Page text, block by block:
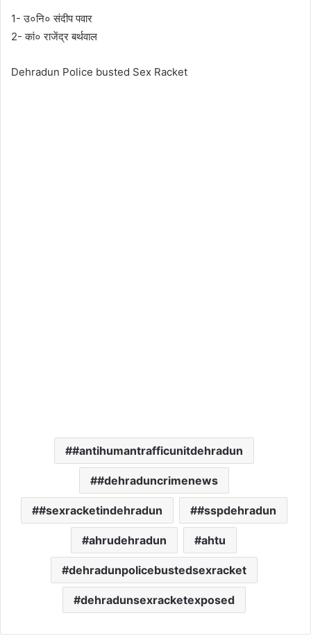
1- उ०नि० संदीप पवार
2- कां० राजेंद्र बर्थवाल
Dehradun Police busted Sex Racket
#antihumantrafficunitdehradun
#dehraduncrimenews
#sexracketindehradun #sspdehradun
ahrudehradun ahtu
dehradunpolicebustedsexracket
dehradunsexracketexposed